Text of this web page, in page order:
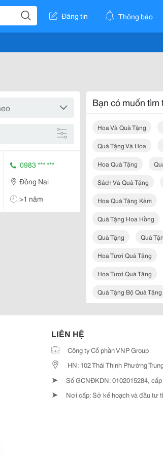
Đăng tin Thông báo
0983 *** ***
Đồng Nai
>1 năm
Bạn có muốn tìm
Hoa Và Quà Tặng
Quà Tặng Và Hoa
Hoa Quà Tặng
Sách Và Quà Tặng
Hoa Quà Tặng Kèm
Quà Tặng Hoa Hồng
Quà Tặng Quà
Hoa Tươi Quà Tặng
Hoa Tươi Quà Tặng
Quà Tặng Bộ Quà Tặng
LIÊN HỆ
Công ty Cổ phần VNP Group
HN: 102 Thái Thịnh Phường
➤ Số GCNĐKDN: 0102015284,
➤ Nơi cấp: Sở kế hoạch và đầu tư